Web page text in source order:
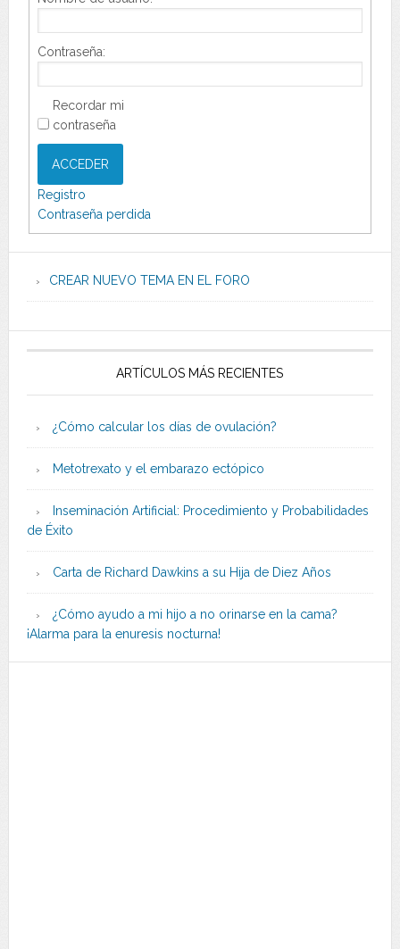
Contraseña:
Recordar mi
contraseña
ACCEDER
Registro
Contraseña perdida
CREAR NUEVO TEMA EN EL FORO
ARTÍCULOS MÁS RECIENTES
¿Cómo calcular los días de ovulación?
Metotrexato y el embarazo ectópico
Inseminación Artificial: Procedimiento y Probabilidades
de Éxito
Carta de Richard Dawkins a su Hija de Diez Años
¿Cómo ayudo a mi hijo a no orinarse en la cama?
¡Alarma para la enuresis nocturna!